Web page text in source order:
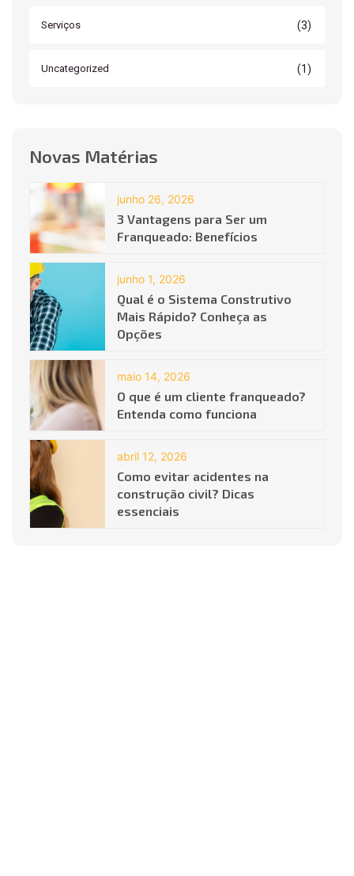
Serviços (3)
Uncategorized (1)
Novas Matérias
junho 26, 2026
3 Vantagens para Ser um
Franqueado: Benefícios
junho 1, 2026
Qual é o Sistema Construtivo
Mais Rápido? Conheça as
Opções
maio 14, 2026
O que é um cliente franqueado?
Entenda como funciona
abril 12, 2026
Como evitar acidentes na
construção civil? Dicas
essenciais